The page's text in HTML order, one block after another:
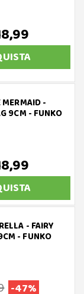
-
9CM - FUNKO
- FAIRY
- FUNKO
-47%